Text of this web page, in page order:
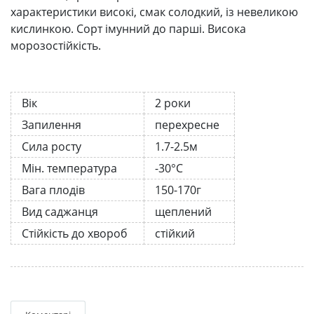
характеристики високі, смак солодкий, із невеликою
кислинкою. Сорт імунний до парші. Висока
морозостійкість.
Вік
2 роки
Запилення
перехресне
Сила росту
1.7-2.5м
Мін. температура
-30°C
Вага плодів
150-170г
Вид саджанця
щеплений
Стійкість до хвороб
стійкий